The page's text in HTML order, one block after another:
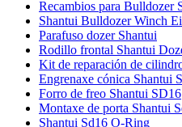
Recambios para Bulldozer
Shantui Bulldozer Winch
Parafuso dozer Shantui
Rodillo frontal Shantui
Kit de reparación de
Engrenaxe cónica Shantui
Forro de freo Shantui SD16
Montaxe de porta Shantui
Shantui Sd16 O-Ring